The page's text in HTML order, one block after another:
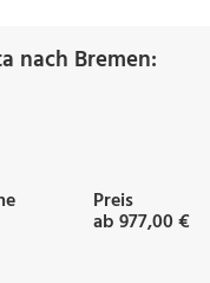
nach Bremen:
Preis
ab 977,00 €